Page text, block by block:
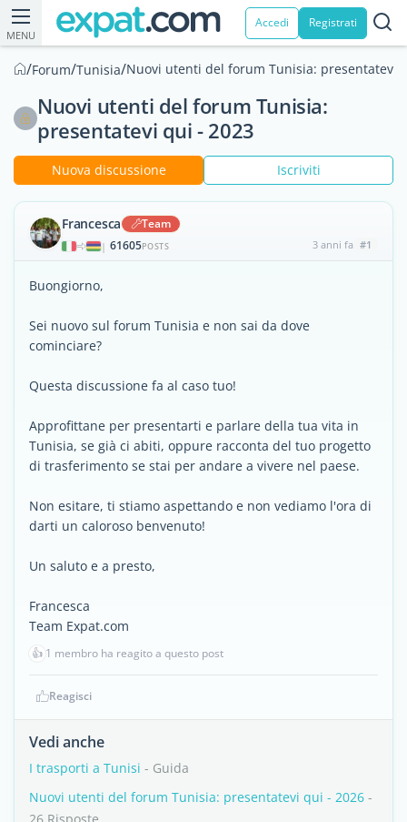
MENU
Accedi Registrati
/Forum/Tunisia/Nuovi utenti del forum Tunisia: presentatevi
Nuovi utenti del forum Tunisia:
presentatevi qui - 2023
Nuova discussione Iscriviti
Francesca Team
| 61605POSTS 3 anni fa #1
Buongiorno,
Sei nuovo sul forum Tunisia e non sai da dove
cominciare?
Questa discussione fa al caso tuo!
Approfittane per presentarti e parlare della tua vita in
Tunisia, se già ci abiti, oppure racconta del tuo progetto
di trasferimento se stai per andare a vivere nel paese.
Non esitare, ti stiamo aspettando e non vediamo l'ora di
darti un caloroso benvenuto!
Un saluto e a presto,
Francesca
Team Expat.com
👍 1 membro ha reagito a questo post
Reagisci
Vedi anche
I trasporti a Tunisi - Guida
Nuovi utenti del forum Tunisia: presentatevi qui - 2026 -